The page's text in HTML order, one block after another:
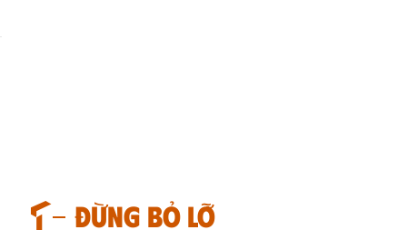
Đừng bỏ lỡ